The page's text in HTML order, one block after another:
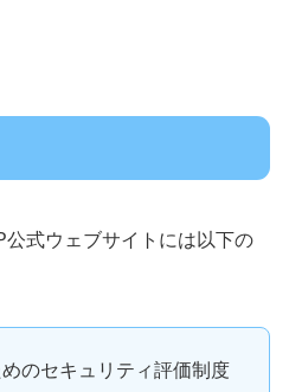
式ウェブサイトには以下の
のセキュリティ評価制度